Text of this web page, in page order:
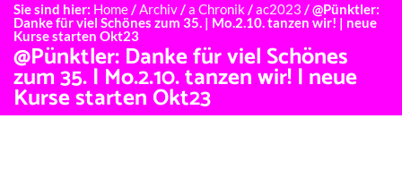
@Pünktler: Danke für viel Schönes
zum 35. | Mo.2.10. tanzen wir! | neue
Kurse starten Okt23
Sie sind hier: Home/Archiv/a Chronik/ac2023 /@Pünktler:
Danke für viel Schönes zum 35. | Mo.2.10. tanzen wir! | neue
Kurse starten Okt23